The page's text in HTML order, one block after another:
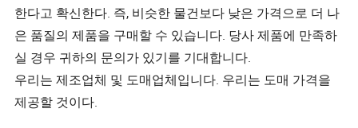
한다고 확신한다. 즉, 비슷한 물건보다 낮은 가격으로 더 나
은 품질의 제품을 구매할 수 있습니다. 당사 제품에 만족하
실 경우 귀하의 문의가 있기를 기대합니다.
우리는 제조업체 및 도매업체입니다. 우리는 도매 가격을
제공할 것이다.